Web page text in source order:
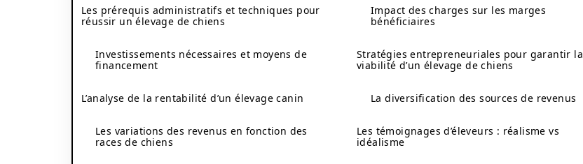
Les prérequis administratifs et techniques pour
réussir un élevage de chiens
Investissements nécessaires et moyens de
financement
L’analyse de la rentabilité d’un élevage canin
Les variations des revenus en fonction des
races de chiens
Impact des charges sur les marges
bénéficiaires
Stratégies entrepreneuriales pour garantir la
viabilité d’un élevage de chiens
La diversification des sources de revenus
Les témoignages d’éleveurs : réalisme vs
idéalisme